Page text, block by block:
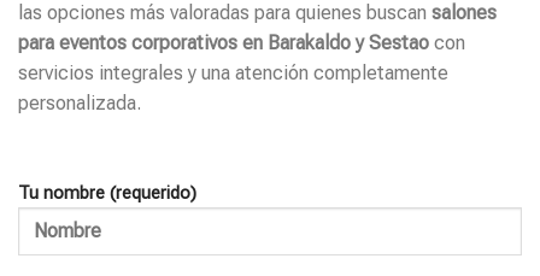
las opciones más valoradas para quienes buscan salones
para eventos corporativos en Barakaldo y Sestao con
servicios integrales y una atención completamente
personalizada.
Tu nombre (requerido)